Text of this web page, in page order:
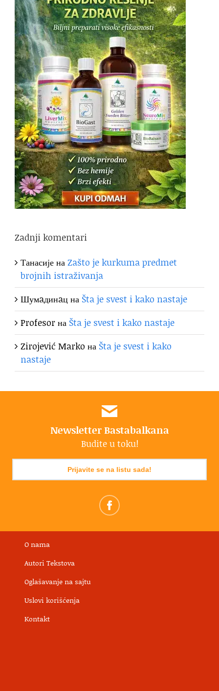
Zadnji komentari
ТанасијенаZašto je kurkuma predmet
brojnih istraživanja
Шумaдинaцна Šta je svest i kako nastaje
Profesorна Šta je svest i kako nastaje
Zirojević Marko на Šta je svest i kako
nastaje
Newsletter Bastabalkana
Budite u toku!
Prijavite se na listu sada!
O nama
Autori Tekstova
Oglašavanje na sajtu
Uslovi korišćenja
Kontakt